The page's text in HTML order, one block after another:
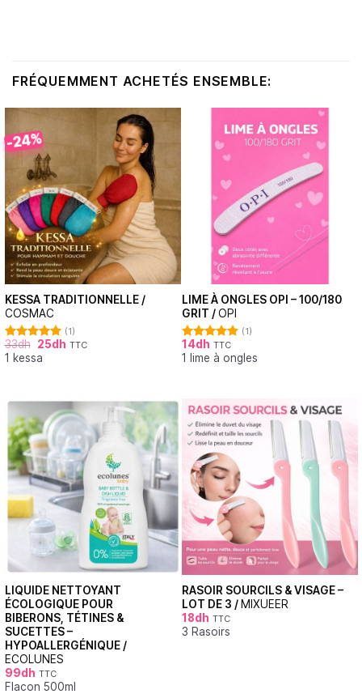
FRÉQUEMMENT ACHETÉS ENSEMBLE:
-24%
KESSA TRADITIONNELLE /
COSMAC
Note
5.00
sur 5
(1)
33dh 25dh TTC
1 kessa
LIME À ONGLES OPI – 100/180
GRIT /OPI
Note5.00
sur 5
(1)
14dh TTC
1 lime à ongles
LIQUIDE NETTOYANT
ÉCOLOGIQUE POUR
BIBERONS, TÉTINES &
SUCETTES –
HYPOALLERGÉNIQUE /
ECOLUNES
99dh TTC
Flacon 500ml
RASOIR SOURCILS & VISAGE –
LOT DE 3 / MIXUEER
18dh TTC
3 Rasoirs